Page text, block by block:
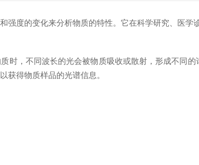
度的变化来分析物质的特性。它在科学研究、医学
，不同波长的光会被物质吸收或散射，形成不同
获得物质样品的光谱信息。